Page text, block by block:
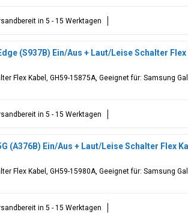
in 5 - 15 Werktagen
(S937B) Ein/Aus + Laut/Leise Schalter Flex
Flex Kabel, GH59-15875A, Geeignet für: Samsung
in 5 - 15 Werktagen
(A376B) Ein/Aus + Laut/Leise Schalter Flex
Flex Kabel, GH59-15980A, Geeignet für: Samsung
in 5 - 15 Werktagen